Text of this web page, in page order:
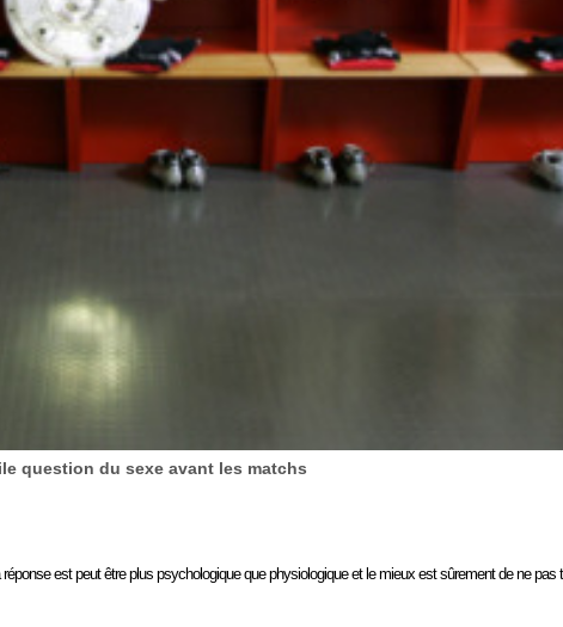
question du sexe avant les matchs
est peut être plus psychologique que physiologique et le mieux est sûrement de ne pas